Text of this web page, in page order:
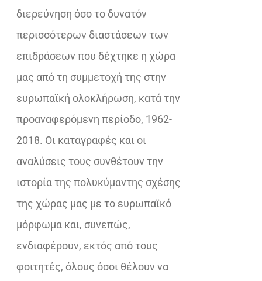
διερεύνηση όσο το δυνατόν
περισσότερων διαστάσεων των
επιδράσεων που δέχτηκε η χώρα
μας από τη συμμετοχή της στην
ευρωπαϊκή ολοκλήρωση, κατά την
προαναφερόμενη περίοδο, 1962-
2018. Οι καταγραφές και οι
αναλύσεις τους συνθέτουν την
ιστορία της πολυκύμαντης σχέσης
της χώρας μας με το ευρωπαϊκό
μόρφωμα και, συνεπώς,
ενδιαφέρουν, εκτός από τους
φοιτητές, όλους όσοι θέλουν να